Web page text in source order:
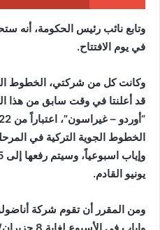
في يوم الافتتاح.
وكانت كل من شركتي، الخطوط
قد أعلنتا في وقت سابق من هذا
يونيو القادم.